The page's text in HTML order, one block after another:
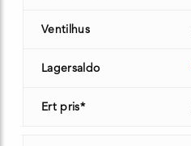
Ventilhus
Lagersaldo
Ert pris*